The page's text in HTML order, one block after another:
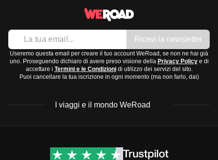
Ricevi la newsletter
Useremo questa email per creare il tuo account WeRoad, se non ne hai già
uno. Proseguendo dichiaro di avere preso visione della Privacy Policye di
accettare i Termini e le Condizionidi utilizzo dei servizi del sito.
Puoi cancellare la tua iscrizione in ogni momento (ma non farlo, dai)
I viaggi e il mondo WeRoad
Viaggi di gruppo Nord
Contatti